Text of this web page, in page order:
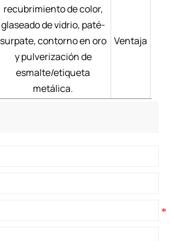
recubrimiento de color,
glaseado de vidrio, paté-
surpate, contorno en oro
y pulverización de
esmalte/etiqueta
metálica.
Ventaja